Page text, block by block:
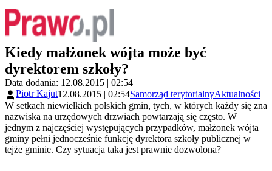
Kiedy małżonek wójta może być
dyrektorem szkoły?
Data dodania: 12.08.2015 | 02:54
Piotr Kajut12.08.2015 | 02:54Samorząd terytorialnyAktualności
W setkach niewielkich polskich gmin, tych, w których każdy się zna
nazwiska na urzędowych drzwiach powtarzają się często. W
jednym z najczęściej występujących przypadków, małżonek wójta
gminy pełni jednocześnie funkcję dyrektora szkoły publicznej w
tejże gminie. Czy sytuacja taka jest prawnie dozwolona?